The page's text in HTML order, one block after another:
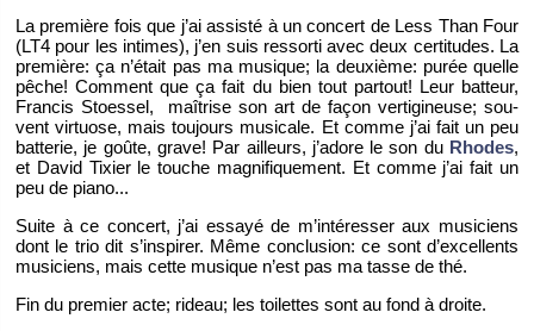
La pre­mière fois que j’ai as­sisté à un concert de Less Than Four
(LT4 pour les in­times), j’en suis res­sorti avec deux cer­ti­tudes. La
pre­mière: ça n’était pas ma mu­sique; la deuxième: purée quelle
pêche! Com­ment que ça fait du bien tout par­tout! Leur bat­teur,
Fran­cis Stoes­sel, maî­trise son art de façon ver­ti­gi­neuse; sou­
vent vir­tuose, mais tou­jours mu­si­cale. Et comme j’ai fait un peu
bat­te­rie, je goûte, grave! Par ailleurs, j’adore le son du Rhodes,
et David Tixier le touche ma­gni­fi­que­ment. Et comme j’ai fait un
peu de piano...
Suite à ce concert, j’ai es­sayé de m’in­té­res­ser aux mu­si­ciens
dont le trio dit s’ins­pi­rer. Même conclu­sion: ce sont d’ex­cel­lents
mu­si­ciens, mais cette mu­sique n’est pas ma tasse de thé.
Fin du pre­mier acte; ri­deau; les toi­lettes sont au fond à droite.